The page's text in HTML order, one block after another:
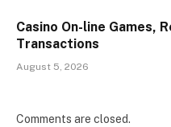
Casino On-line Games,
Transactions
August 5, 2026
Comments are closed.